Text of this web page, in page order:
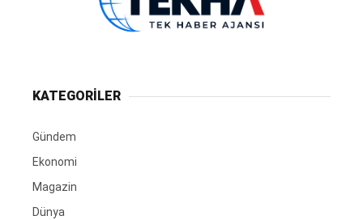
KATEGORİLER
Gündem
Ekonomi
Magazin
Dünya